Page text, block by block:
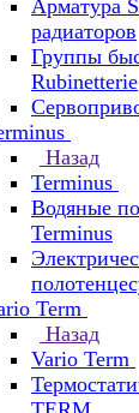
Арматура
радиаторов
Группы
Rubinetterie
Назад
Terminus
Водяные
Terminus
Term
Назад
Vario Term